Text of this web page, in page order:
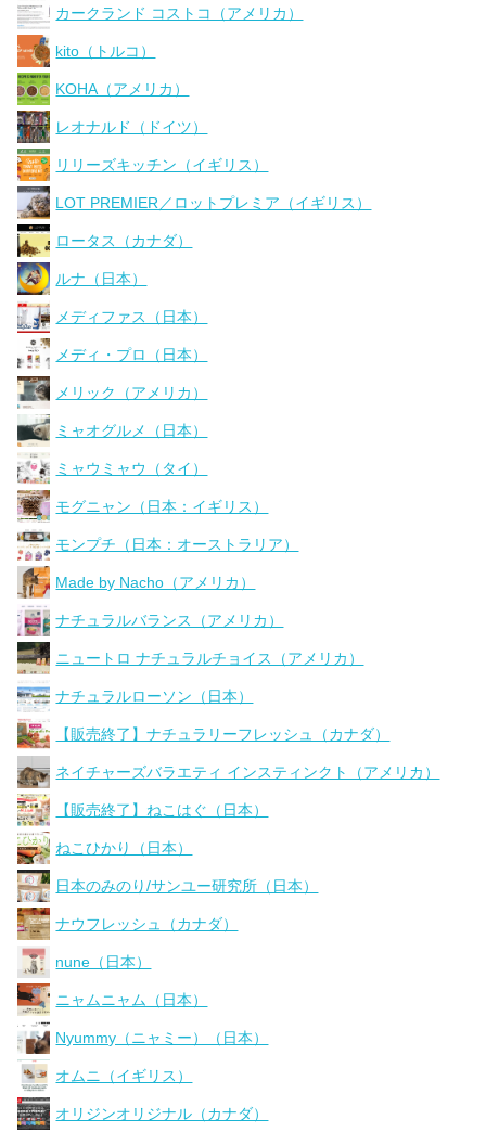
カークランド コストコ（アメリカ）
kito（トルコ）
KOHA（アメリカ）
レオナルド（ドイツ）
リリーズキッチン（イギリス）
LOT PREMIER／ロットプレミア（イギリス）
ロータス（カナダ）
ルナ（日本）
メディファス（日本）
メディ・プロ（日本）
メリック（アメリカ）
ミャオグルメ（日本）
ミャウミャウ（タイ）
モグニャン（日本：イギリス）
モンプチ（日本：オーストラリア）
Made by Nacho（アメリカ）
ナチュラルバランス（アメリカ）
ニュートロ ナチュラルチョイス（アメリカ）
ナチュラルローソン（日本）
【販売終了】ナチュラリーフレッシュ（カナダ）
ネイチャーズバラエティ インスティンクト（アメリカ）
【販売終了】ねこはぐ（日本）
ねこひかり（日本）
日本のみのり/サンユー研究所（日本）
ナウフレッシュ（カナダ）
nune（日本）
ニャムニャム（日本）
Nyummy（ニャミー）（日本）
オムニ（イギリス）
オリジンオリジナル（カナダ）